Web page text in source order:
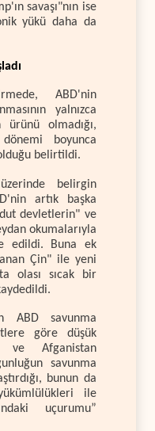
savaşı"nın ise
yükü daha da
ABD'nin
yalnızca
olmadığı,
boyunca
belirtildi.
belirgin
artık başka
devletlerin" ve
okumalarıyla
edildi. Buna ek
Çin" ile yeni
olası sıcak bir
ABD savunma
göre düşük
ve Afganistan
savunma
bunun da
ile
uçurumu”